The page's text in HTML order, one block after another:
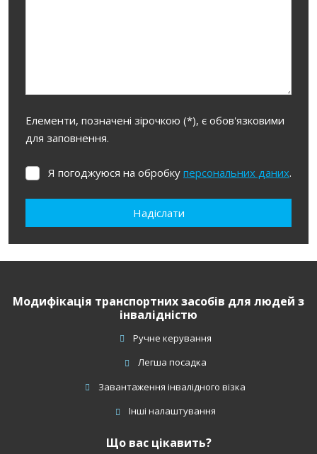
Елементи, позначені зірочкою (*), є обов'язковими
для заповнення.
Я
на
даних.
Я погоджуюся на обробку персональних даних.
Надіслати
завантажити
Модифікація транспортних засобів для людей з
інвалідністю
Ручне керування
Легша посадка
Завантаження інвалідного візка
Інші налаштування
Що вас цікавить?